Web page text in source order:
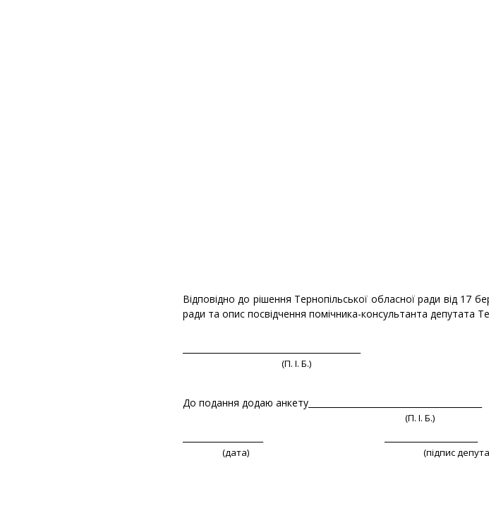
Відповідно до рішення Тернопільської обласної ради від
ради та опис посвідчення помічника-консультанта депутата
(П. І. Б.)
До подання додаю анкету_________________________________________
(П. І. Б.)
(дата) (підпис